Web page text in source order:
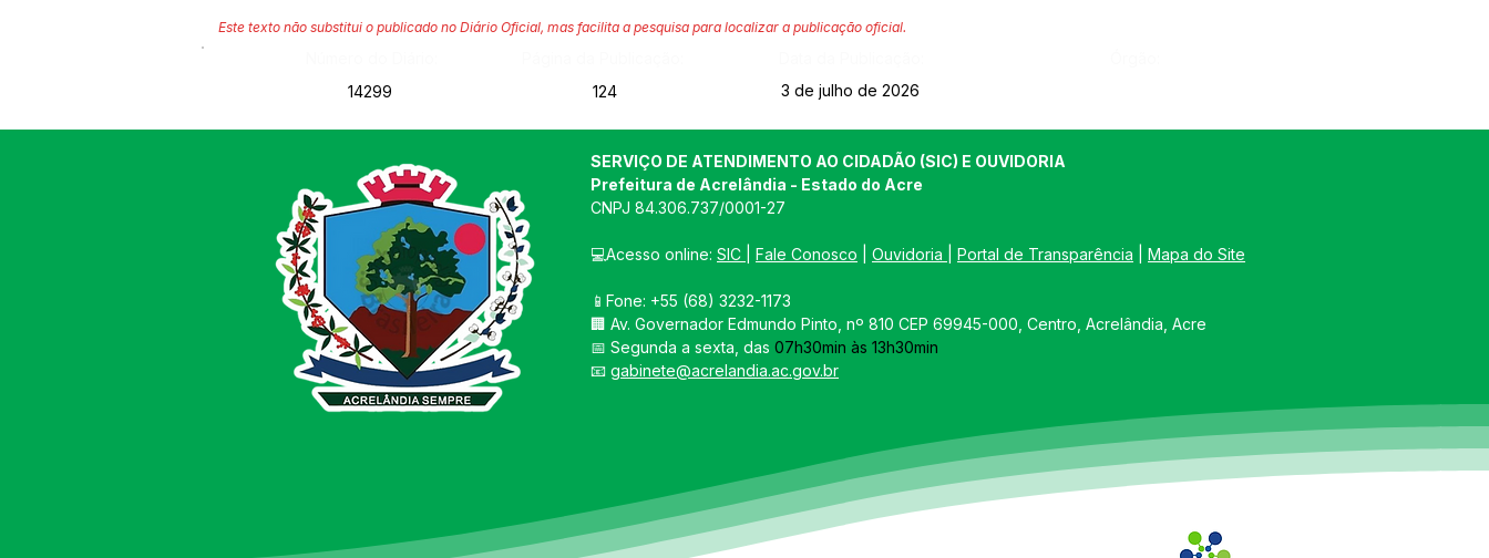
Este texto não substitui o publicado no Diário Oficial, mas facilita a pesquisa para localizar a publicação oficial.
14299
124 3 de julho de 2026
SERVIÇO DE ATENDIMENTO AO CIDADÃO (SIC) E OUVIDORIA
Prefeitura de Acrelândia - Estado do Acre
CNPJ 84.306.737/0001-27
💻Acesso online: SIC Fale Conosco Ouvidoria Portal de Transparência Mapa do Site
📱Fone: +55 (68) 3232-1173
🏢 Av. Governador Edmundo Pinto, nº 810 CEP 69945-000, Centro, Acrelândia, Acre
📅 Segunda a sexta, das 07h30min às 13h30min
📧 gabinete@acrelandia.ac.gov.br